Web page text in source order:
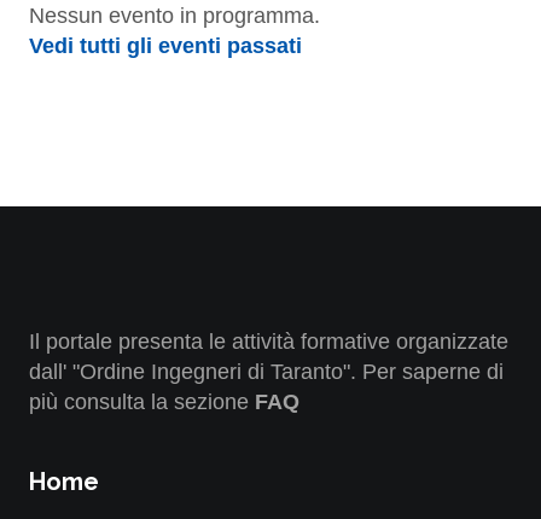
Nessun evento in programma.
Vedi tutti gli eventi passati
Il portale presenta le attività formative organizzate
dall' "Ordine Ingegneri di Taranto". Per saperne di
più consulta la sezione FAQ
Home